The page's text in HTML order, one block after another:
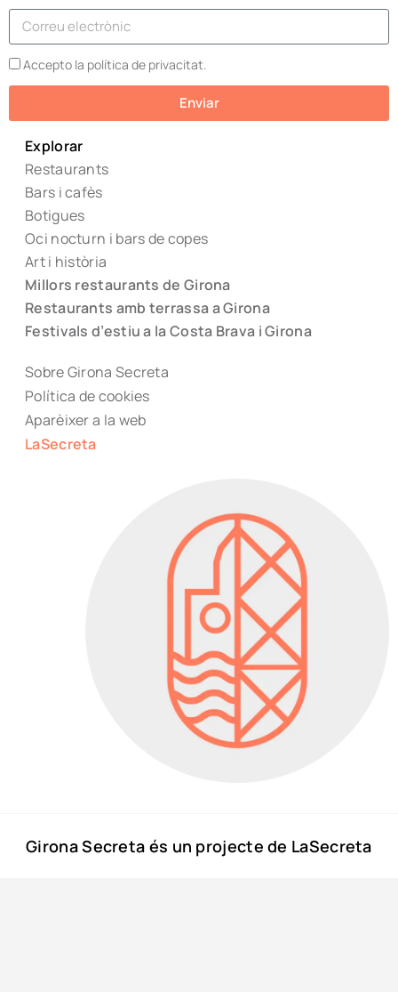
Accepto la política de privacitat.
Enviar
Explorar
Restaurants
Bars i cafès
Botigues
Oci nocturn i bars de copes
Art i història
Millors restaurants de Girona
Restaurants amb terrassa a Girona
Festivals d’estiu a la Costa Brava i Girona
Sobre Girona Secreta
Política de cookies
Aparèixer a la web
LaSecreta
Girona Secreta és un projecte de LaSecreta